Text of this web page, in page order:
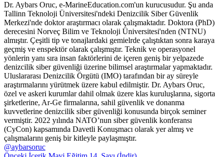
Dr. Aybars Oruc, e-MarineEducation.com'un kurucusudur. Şu anda
Tallinn Teknoloji Üniversitesi'ndeki Denizcilik Siber Güvenlik
Merkezi'nde doktor araştırmacı olarak çalışmaktadır. Doktora (PhD)
derecesini Norveç Bilim ve Teknoloji Üniversitesi'nden (NTNU)
almıştır. Çeşitli tip ve tonajlardaki gemielrde çalıştıktan sonra karaya
geçmiş ve enspektör olarak çalışmıştır. Teknik ve operasyonel
yönlerin yanı sıra insan faktörlerini de içeren geniş bir yelpazede
denizcilik siber güvenliği üzerine bilimsel araştırmalar yapmaktadır.
Uluslararası Denizcilik Örgütü (IMO) tarafından bir ay süreyle
araştırmalarını yürütmek üzere kabul edilmiştir. Dr. Aybars Oruc,
özel ve askeri kurumlar dahil olmak üzere klas kuruluşlarına, sigorta
şirketlerine, Ar-Ge firmalarına, sahil güvenlik ve donanma
kuvvetlerine denizcilik siber güvenliği konusunda birçok seminer
vermiştir. 2022 yılında NATO’nun siber güvenlik konferansı
(CyCon) kapsamında Davetli Konuşmacı olarak yer almış ve
çalışmalarını geniş bir kitleyle paylaşmıştır.
@aybarsoruc